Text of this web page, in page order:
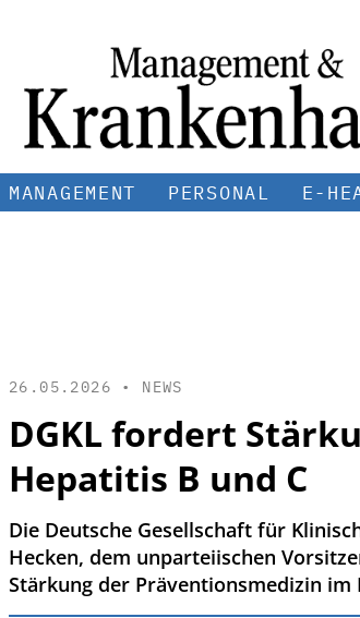
MANAGEMENT PERSONAL E-
26.05.2026 • NEWS
DGKL fordert
Hepatitis B und C
Die Deutsche Gesellschaft für
Hecken, dem unparteiischen
Stärkung der Präventionsmedizin im